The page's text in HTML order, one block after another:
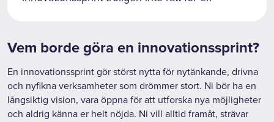
Vem borde göra en innovationssprint?
En innovationssprint gör störst nytta för nytänkande, drivna
och nyfikna verksamheter som drömmer stort. Ni bör ha en
långsiktig vision, vara öppna för att utforska nya möjligheter
och aldrig känna er helt nöjda. Ni vill alltid framåt, strävar